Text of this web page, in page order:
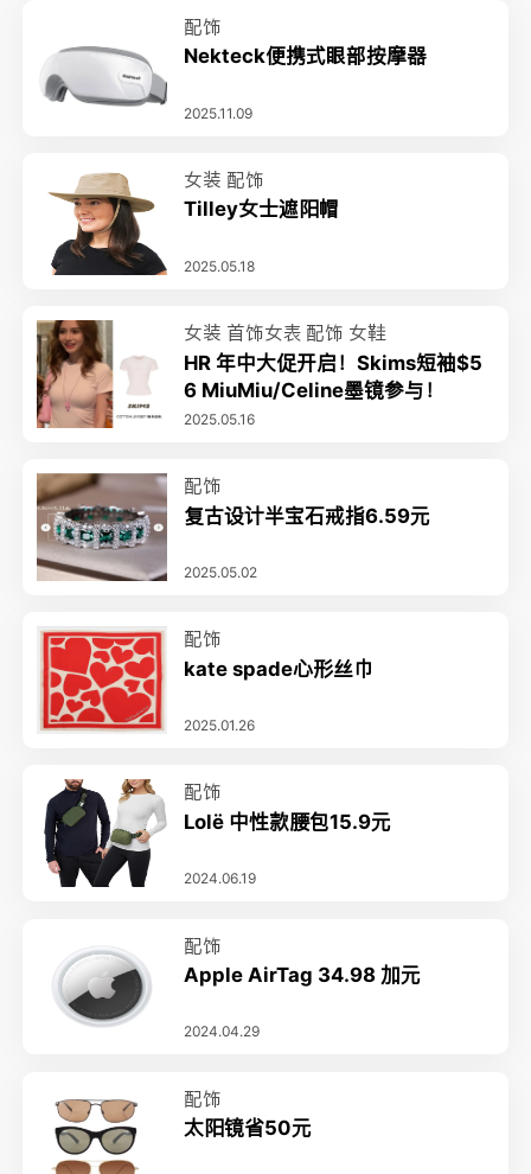
配饰
Nekteck便携式眼部按摩器
2025.11.09
女装 配饰
Tilley女士遮阳帽
2025.05.18
女装 首饰女表 配饰 女鞋
HR 年中大促开启！Skims短袖$5
6 MiuMiu/Celine墨镜参与！
2025.05.16
配饰
复古设计半宝石戒指6.59元
2025.05.02
配饰
kate spade心形丝巾
2025.01.26
配饰
Lolë 中性款腰包15.9元
2024.06.19
配饰
Apple AirTag 34.98 加元
2024.04.29
配饰
太阳镜省50元